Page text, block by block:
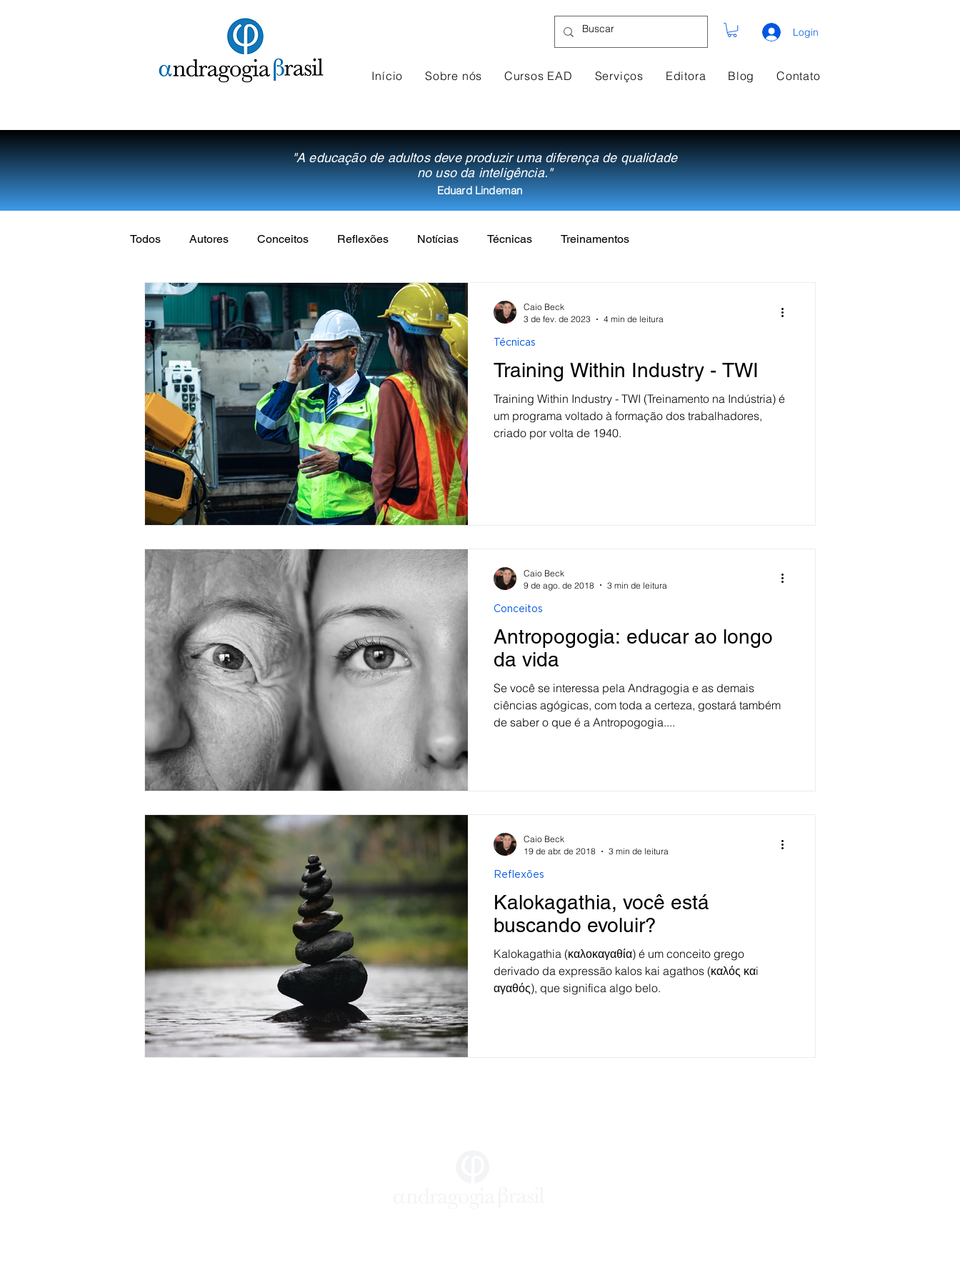
Login
Início Sobre nós Cursos EAD Serviços Editora Blog Contato
"A educação de adultos deve produzir uma diferença de qualidade
no uso da inteligência."
Eduard Lindeman
Todos Autores Conceitos Reflexões Notícias Técnicas Treinamentos
Training Within Industry - TWI
Training Within Industry - TWI (Treinamento na Indústria) é
um programa voltado à formação dos trabalhadores,
criado por volta de 1940.
Técnicas
Caio Beck
3 de fev. de 2023
4 min de leitura
Antropogogia: educar ao longo
da vida
Se você se interessa pela Andragogia e as demais
ciências agógicas, com toda a certeza, gostará também
de saber o que é a Antropogogia....
Conceitos
Caio Beck
9 de ago. de 2018
3 min de leitura
Kalokagathia, você está
buscando evoluir?
Kalokagathia (καλοκαγαθία) é um conceito grego
derivado da expressão kalos kai agathos (καλός καi
αγαθός), que significa algo belo.
Reflexões
Caio Beck
19 de abr. de 2018
3 min de leitura